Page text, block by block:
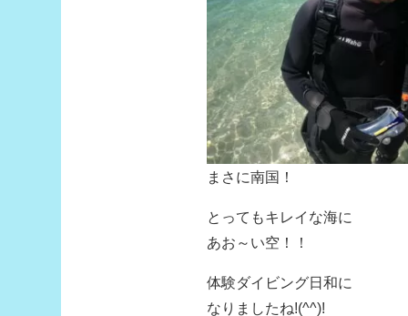
まさに南国！
とってもキレイな海に
あお～い空！！
体験ダイビング日和に
なりましたね!(^^)!